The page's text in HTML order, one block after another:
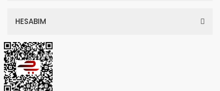
HESABIM